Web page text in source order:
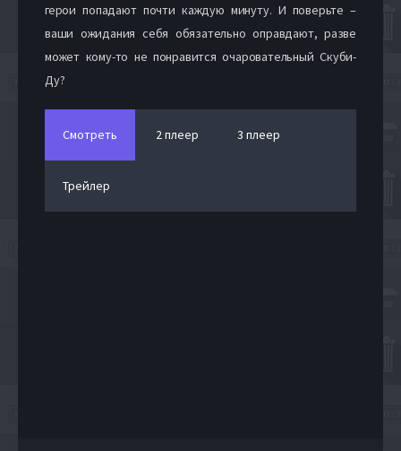
герои попадают почти каждую минуту. И поверьте –
ваши ожидания себя обязательно оправдают, разве
может кому-то не понравится очаровательный Скуби-
Ду?
Смотреть 2 плеер 3 плеер
Трейлер